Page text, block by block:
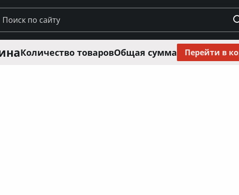
Количество товаровОбщая сумма Перейти в